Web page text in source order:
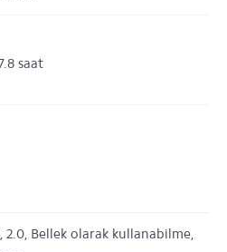
saat
2.0, Bellek olarak kullanabilme,